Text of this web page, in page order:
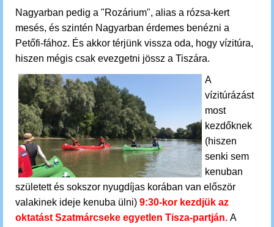
Nagyarban pedig a "Rozárium", alias a rózsa-kert
mesés, és szintén Nagyarban érdemes benézni a
Petőfi-fához. És akkor térjünk vissza oda, hogy vízitúra,
hiszen mégis csak evezgetni jössz a Tiszára.
A
vízitúrázást
most
kezdőknek
(hiszen
senki sem
kenuban
született és sokszor nyugdíjas korában van először
valakinek ideje kenuba ülni) 9:30-kor kezdjük az
oktatást Szatmárcseke egyetlen Tisza-partján. A